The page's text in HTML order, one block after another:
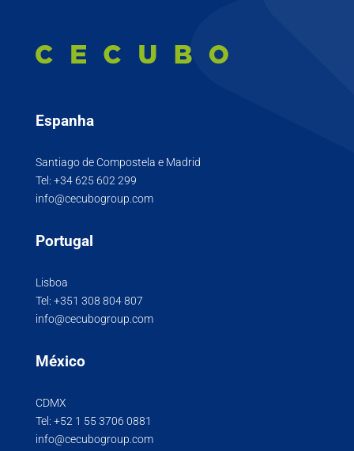
Espanha
Santiago de Compostela e Madrid
Tel: +34 625 602 299
info@cecubogroup.com
Portugal
Lisboa
Tel: +351 308 804 807
info@cecubogroup.com
México
CDMX
Tel: +52 1 55 3706 0881
info@cecubogroup.com